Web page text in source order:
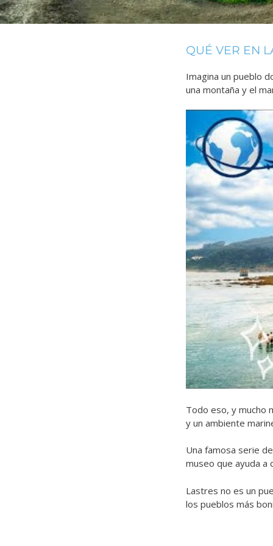
QUÉ VER EN
Imagina un pueblo
una montaña y el
Todo eso, y mucho
y un ambiente
Una famosa serie
museo que ayuda a
Lastres no es un
los pueblos más